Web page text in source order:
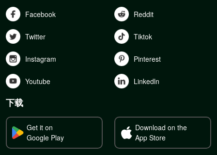
Facebook Reddit
Twitter Tiktok
Instagram Pinterest
Youtube Linkedln
下载
Get it on
Google Play
Download on the
App Store